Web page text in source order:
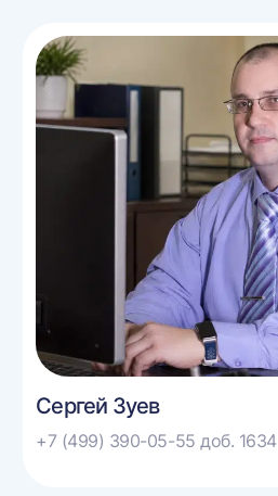
Сергей Зуев
+7 (499) 390-05-55 доб. 1634